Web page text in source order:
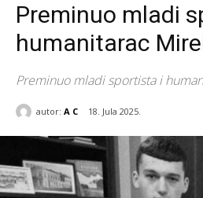
Preminuo mladi
humanitarac
Preminuo mladi sportista i
autor: A C 18. Jula 2025.